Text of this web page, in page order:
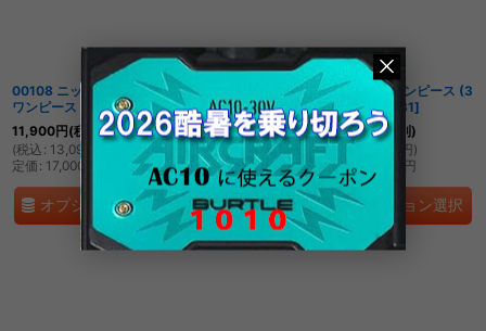
00108 ニットワッフル
ワンピース (2色) [108]
11,900円(税別)
(税込 : 13,090
定価 : 17,000
オプション選択
CL-0180 ワンピース
（3色） [CL-0180]
8,190円(税別)
税込: 9,009 円)
定価 : 11,700 円
オプション選択
MK-0031 ワンピース (3
色)
[MK-0031]
8,720円(税別)
( 税込 円)
定価: 円
オプション選択